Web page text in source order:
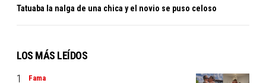
Tatuaba la nalga de una chica y el novio se puso celoso
LOS MÁS LEÍDOS
Fama